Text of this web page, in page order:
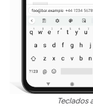
Teclados